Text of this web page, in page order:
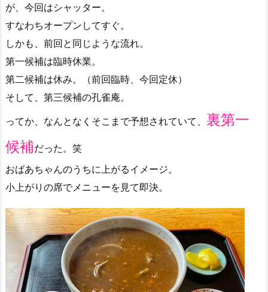
が、今回はシャッター。
すなわちオープンしてすぐ。
しかも、前回と同じような流れ。
第一候補は臨時休業。
第二候補は休み。（前回臨時、今回定休）
そして、第三候補の孔雀庵。
ってか、なんとなくそこまで予想されていて、 裏第一
候補だった。笑
おばあちゃんのうちに上がるイメージ。
小上がりの席でメニューを見て即決。